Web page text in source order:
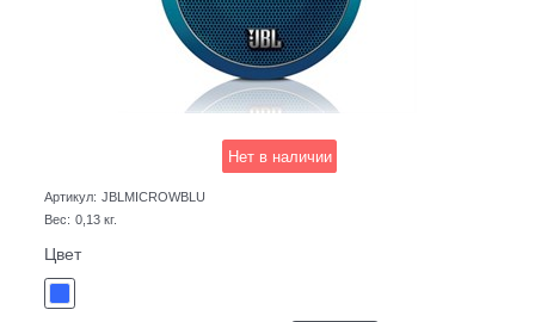
Нет в наличии
Артикул: JBLMICROWBLU
Вес: 0,13 кг.
Цвет